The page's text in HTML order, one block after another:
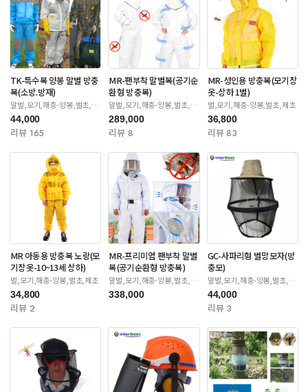
TK-특수복 양봉 말벌 방충
복(소방.방재)
말벌,모기,해충-양봉,벌초,제
초
44,000
리뷰 165
MR-팬부착 말벌복(공기순
환형 방충복)
말벌,모기,해충-양봉,벌초,제
초
289,000
리뷰 8
MR-성인용 방충복(모기장
옷-상하 1벌)
벌,모기,해충-양봉,벌초,제초
36,800
리뷰 83
MR 아동용 방충복 노랑(모
기장옷-10~13세 상하)
벌,모기,해충-양봉,벌초,제초
34,800
리뷰 2
MR-프리미엄 팬부착 말벌
복(공기순환형 방충복)
말벌,모기,해충-양봉,벌초,제
초
338,000
GC-사파리형 벌망모자(방
충모)
말벌,모기,해충-양봉,벌초,제
초
44,000
리뷰 3